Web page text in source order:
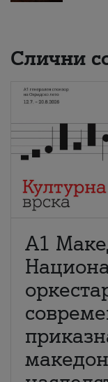
Слични
А1